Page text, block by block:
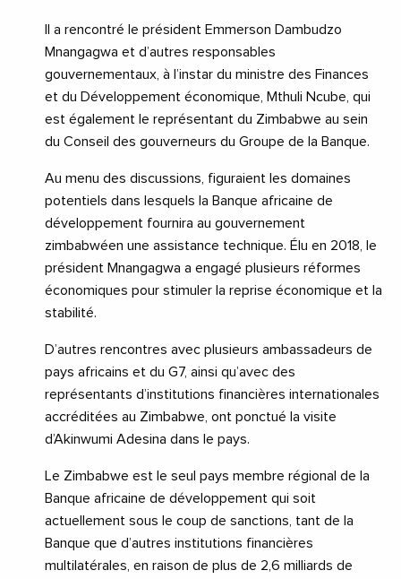
Il a rencontré le président Emmerson Dambudzo
Mnangagwa et d’autres responsables
gouvernementaux, à l’instar du ministre des Finances
et du Développement économique, Mthuli Ncube, qui
est également le représentant du Zimbabwe au sein
du Conseil des gouverneurs du Groupe de la Banque.
Au menu des discussions, figuraient les domaines
potentiels dans lesquels la Banque africaine de
développement fournira au gouvernement
zimbabwéen une assistance technique. Élu en 2018, le
président Mnangagwa a engagé plusieurs réformes
économiques pour stimuler la reprise économique et la
stabilité.
D’autres rencontres avec plusieurs ambassadeurs de
pays africains et du G7, ainsi qu’avec des
représentants d’institutions financières internationales
accréditées au Zimbabwe, ont ponctué la visite
d’Akinwumi Adesina dans le pays.
Le Zimbabwe est le seul pays membre régional de la
Banque africaine de développement qui soit
actuellement sous le coup de sanctions, tant de la
Banque que d’autres institutions financières
multilatérales, en raison de plus de 2,6 milliards de